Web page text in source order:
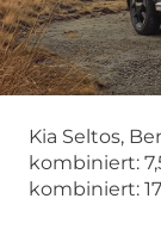
Kia Seltos,
kombiniert:
kombiniert: